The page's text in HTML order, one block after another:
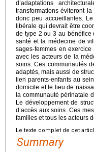
d’adaptations
transformations éviteront
donc peu accueillantes.
libérale qui devrait être
de type 2 ou 3 au bénéfice
santé et la médecine de
sages-femmes en
avec les acteurs de la
soins. Ces communautés
adaptés, mais aussi de
lien parents-enfants au
domicile et le lieu de
la communauté périnatale
Le développement de
d’accès aux soins. Ces
familles et tous les acteurs
Le texte complet de cet
Summary